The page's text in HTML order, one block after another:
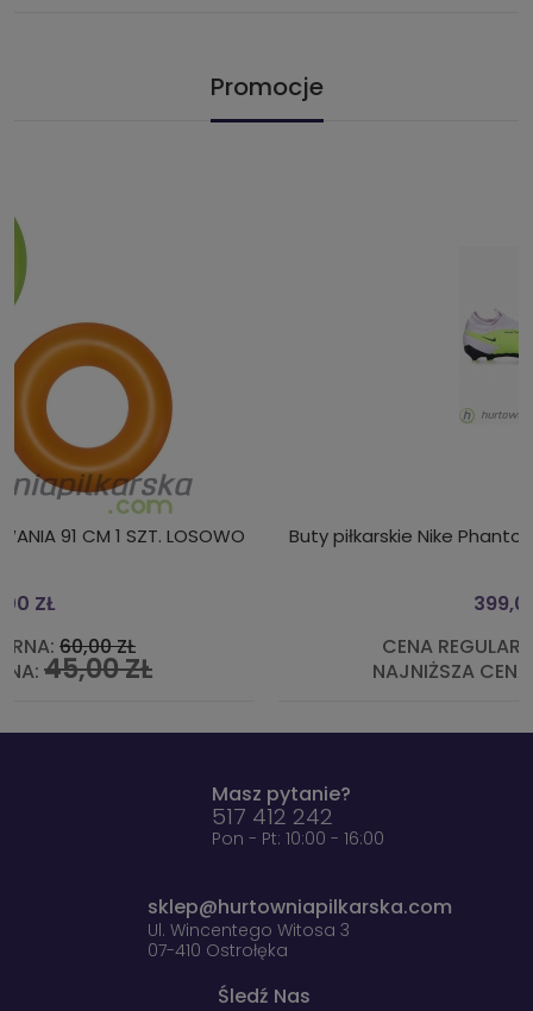
Promocje
Buty piłkarskie Nike Phantom GX Academy DF FG/MG
CENA REGULARNA:
449,00 ZŁ
NAJNIŻSZA CENA:
449,00 ZŁ
Masz pytanie?
517 412 242
Pon - Pt: 10:00 - 16:00
sklep@hurtowniapilkarska.com
Ul. Wincentego Witosa 3
07-410 Ostrołęka
Śledź Nas